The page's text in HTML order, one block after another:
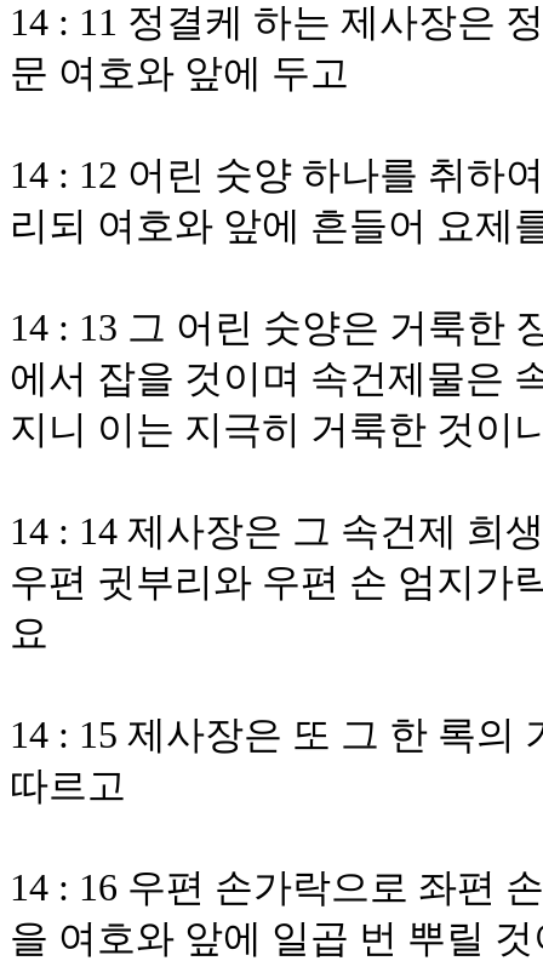
14 : 11 정결케 하는 제사장은
문 여호와 앞에 두고
14 : 12 어린 숫양 하나를 취하
리되 여호와 앞에 흔들어 요제
14 : 13 그 어린 숫양은 거룩한
에서 잡을 것이며 속건제물은
지니 이는 지극히 거룩한 것이
14 : 14 제사장은 그 속건제 희
우편 귓부리와 우편 손 엄지가
요
14 : 15 제사장은 또 그 한 록의
따르고
14 : 16 우편 손가락으로 좌편
을 여호와 앞에 일곱 번 뿌릴